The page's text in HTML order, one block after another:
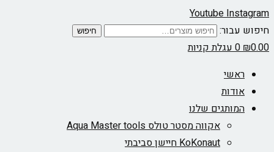
YoutubeInstagram
חיפוש עבור:
חיפוש
₪0.00
0עגלת קניות
ראשי
אודות
המותגים שלנו
אקווה מסטר טולס Aqua Master tools
KoKonaut חיישן סביבתי